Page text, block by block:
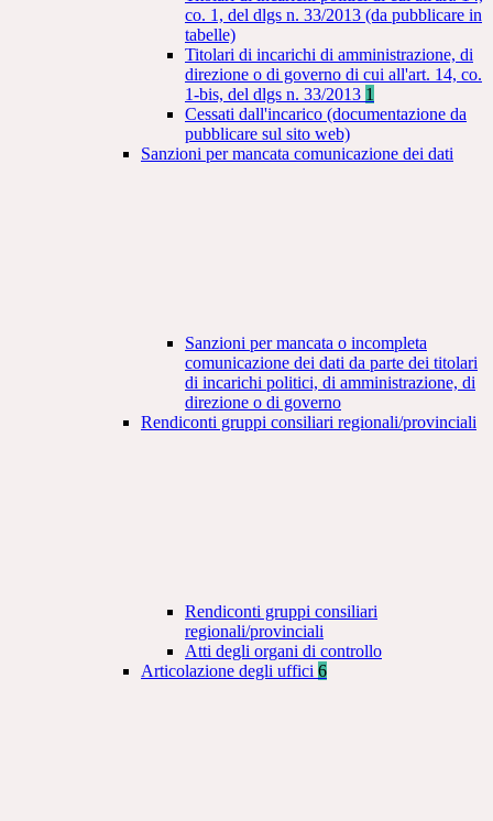
co. 1, del dlgs n. 33/2013 (da pubblicare in
tabelle)
Titolari di incarichi di amministrazione, di
direzione o di governo di cui all'art. 14, co.
1-bis, del dlgs n. 33/2013 1
Cessati dall'incarico (documentazione da
pubblicare sul sito web)
Sanzioni per mancata comunicazione dei dati
Sanzioni per mancata o incompleta
comunicazione dei dati da parte dei titolari
di incarichi politici, di amministrazione, di
direzione o di governo
Rendiconti gruppi consiliari regionali/provinciali
Rendiconti gruppi consiliari
regionali/provinciali
Atti degli organi di controllo
Articolazione degli uffici 6